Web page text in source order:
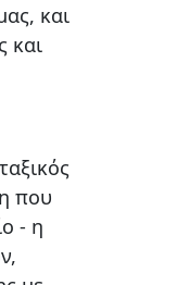
και
και
που
- η